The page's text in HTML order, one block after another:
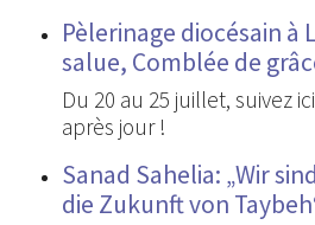
Pèlerinage diocésain à
salue, Comblée de
Du 20 au 25 juillet, suivez
après jour !
Sanad Sahelia: „Wir
die Zukunft von